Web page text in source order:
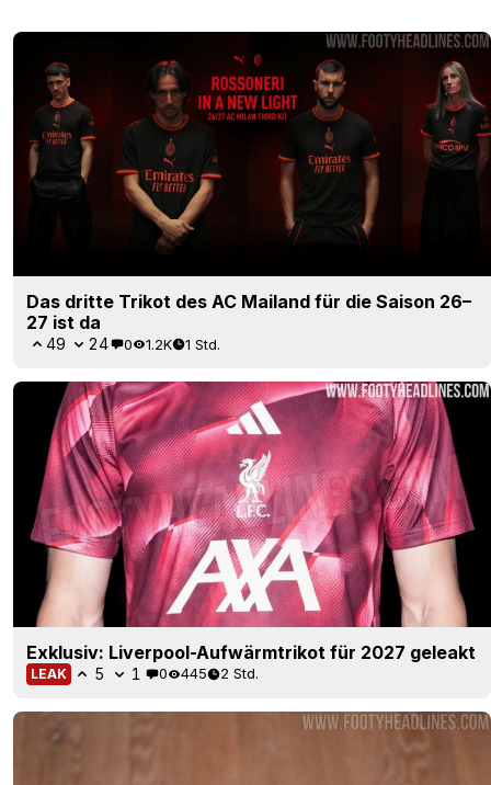
Das dritte Trikot des AC Mailand für die Saison 26–
27 ist da
49 24 0 1.2K 1 Std.
Exklusiv: Liverpool-Aufwärmtrikot für 2027 geleakt
LEAK 5 1 0 445 2 Std.